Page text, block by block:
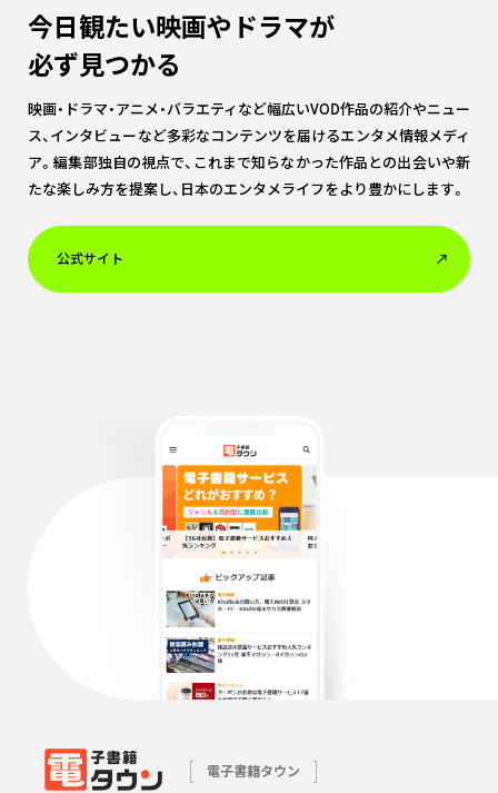
今日観たい映画やドラマが
必ず見つかる
映画・ドラマ・アニメ・バラエティなど幅広いVOD作品の紹介やニュー
ス、インタビューなど多彩なコンテンツを届けるエンタメ情報メディ
ア。編集部独自の視点で、これまで知らなかった作品との出会いや新
たな楽しみ方を提案し、日本のエンタメライフをより豊かにします。
公式サイト
電子書籍タウン